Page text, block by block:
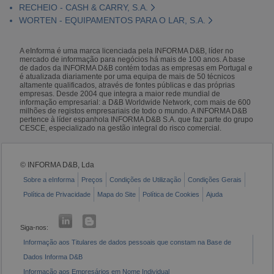
RECHEIO - CASH & CARRY, S.A.
WORTEN - EQUIPAMENTOS PARA O LAR, S.A.
A eInforma é uma marca licenciada pela INFORMA D&B, líder no
mercado de informação para negócios há mais de 100 anos. A base
de dados da INFORMA D&B contém todas as empresas em Portugal e
é atualizada diariamente por uma equipa de mais de 50 técnicos
altamente qualificados, através de fontes públicas e das próprias
empresas. Desde 2004 que integra a maior rede mundial de
informação empresarial: a D&B Worldwide Network, com mais de 600
milhões de registos empresariais de todo o mundo. A INFORMA D&B
pertence à líder espanhola INFORMA D&B S.A. que faz parte do grupo
CESCE, especializado na gestão integral do risco comercial.
© INFORMA D&B, Lda
Sobre a eInforma Preços Condições de Utilização
Condições Gerais
Política de Privacidade
Mapa do Site Política de Cookies Ajuda
Siga-nos:
Informação aos Titulares de dados pessoais que constam na Base de
Dados Informa D&B
Informação aos Empresários em Nome Individual